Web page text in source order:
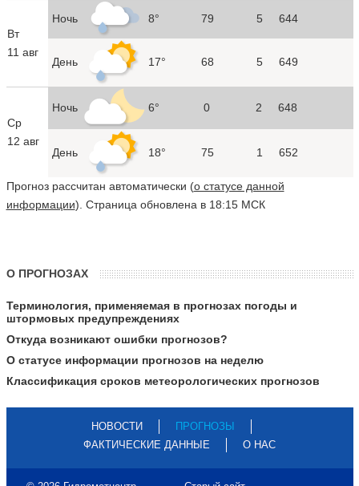
Вт
11 авг
Ночь 8° 79 5 644
День 17° 68 5 649
Ср
12 авг
Ночь 6° 0 2 648
День 18° 75 1 652
Прогноз рассчитан автоматически (о статусе данной
информации). Страница обновлена в 18:15 МСК
О ПРОГНОЗАХ
Терминология, применяемая в прогнозах погоды и
штормовых предупреждениях
Откуда возникают ошибки прогнозов?
О статусе информации прогнозов на неделю
Классификация сроков метеорологических прогнозов
НОВОСТИ
ПРОГНОЗЫ
ФАКТИЧЕСКИЕ ДАННЫЕ
О НАС